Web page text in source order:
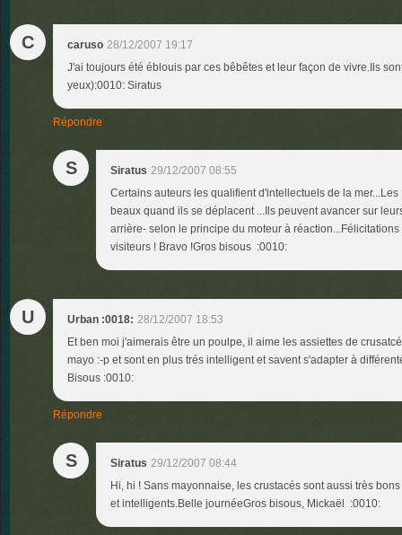
C caruso 28/12/2007 19:17
J'ai toujours été éblouis par ces bêbêtes et leur façon de vivre.Ils
yeux):0010: Siratus
Répondre
S Siratus 29/12/2007 08:55
Certains auteurs les qualifient d'intellectuels de la
beaux quand ils se déplacent ...Ils peuvent avancer sur
arrière- selon le principe du moteur à
visiteurs ! Bravo !Gros bisous :0010:
U Urban :0018: 28/12/2007 18:53
Et ben moi j'aimerais être un poulpe, il aime les assiettes de
mayo :-p et sont en plus trés intelligent et savent s'adapter à
Bisous :0010:
Répondre
S Siratus 29/12/2007 08:44
Hi, hi ! Sans mayonnaise, les crustacés sont aussi très
et intelligents.Belle journéeGros bisous, Mickaël :0010: